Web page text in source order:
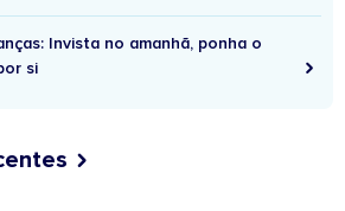
Invista no amanhã, ponha o
si